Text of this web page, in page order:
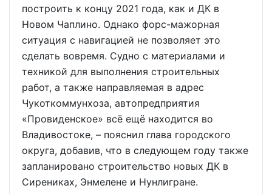
построить к концу 2021 года, как и ДК в
Новом Чаплино. Однако форс-мажорная
ситуация с навигацией не позволяет это
сделать вовремя. Судно с материалами и
техникой для выполнения строительных
работ, а также направляемая в адрес
Чукоткоммунхоза, автопредприятия
«Провиденское» всё ещё находится во
Владивостоке, – пояснил глава городского
округа, добавив, что в следующем году также
запланировано строительство новых ДК в
Сирениках, Энмелене и Нунлигране.